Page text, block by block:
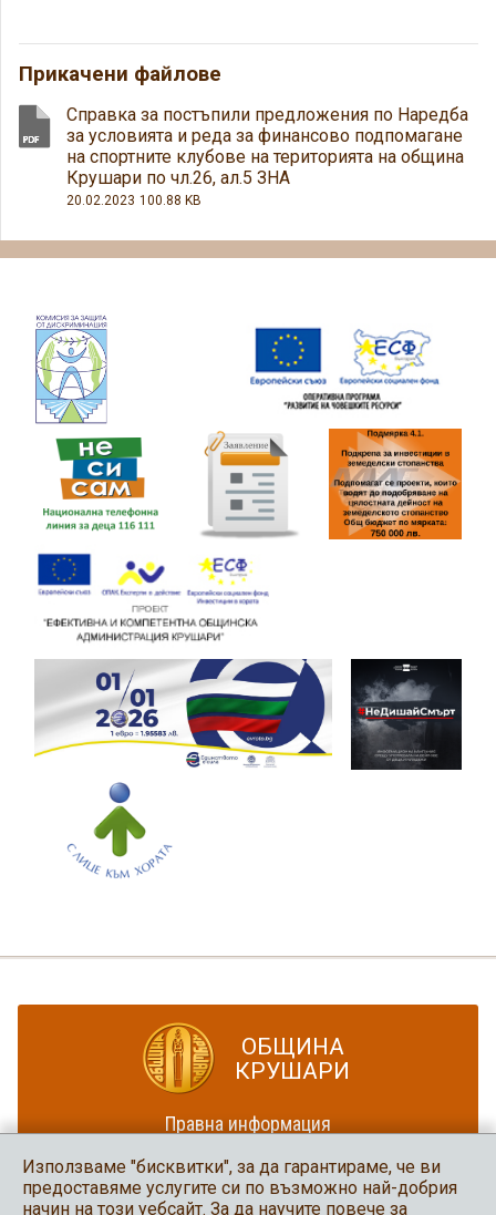
Прикачени файлове
Справка за постъпили предложения по Наредба
за условията и реда за финансово подпомагане
на спортните клубове на територията на община
Крушари по чл.26, ал.5 ЗНА
20.02.2023 100.88 KB
ОБЩИНА
КРУШАРИ
Правна информация
Карта на сайта
Използваме "бисквитки", за да гарантираме, че ви
предоставяме услугите си по възможно най-добрия
начин на този уебсайт. За да научите повече за